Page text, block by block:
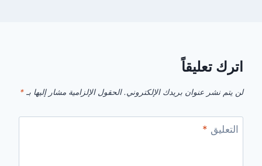
اترك تعليقاً
لن يتم نشر عنوان بريدك الإلكتروني. الحقول الإلزامية مشار إليها بـ *
التعليق *